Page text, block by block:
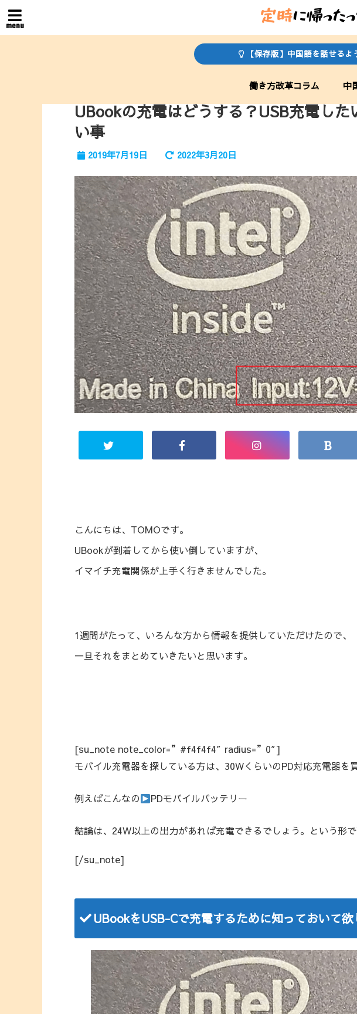
menu
【保存版】中国語を話せるよ
働き方改革コラム 中
UBookの充電はどうする？USB充電し
い事
2019年7月19日 2022年3月20日
こんにちは、TOMOです。
UBookが到着してから使い倒していますが、
イマイチ充電関係が上手く行きませんでした。
1週間がたって、いろんな方から情報を提供していただけたので、
一旦それをまとめていきたいと思います。
[su_note note_color=”#f4f4f4″ radius=”0″]
モバイル充電器を探している方は、30WくらいのPD対応充電器を
例えばこんなの PDモバイルバッテリー
結論は、24W以上の出力があれば充電できるでしょう。という形で
[/su_note]
UBookをUSB-Cで充電するために知っておいて欲